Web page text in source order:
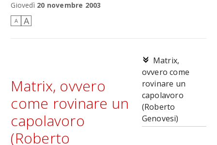
Giovedì 20 novembre 2003
A A
Matrix,
ovvero come
rovinare un
capolavoro
(Roberto
Genovesi)
Matrix, ovvero
come rovinare un
capolavoro
(Roberto